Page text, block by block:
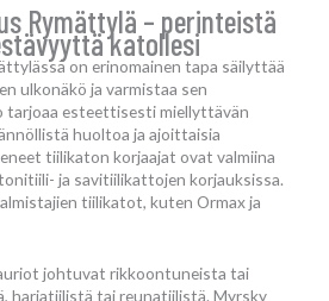
Rymättylä – perinteistä
katollesi
on erinomainen tapa säilyttää
ulkonäkö ja varmistaa sen
tarjoaa esteettisesti miellyttävän
huoltoa ja ajoittaisia
tiilikaton korjaajat ovat valmiina
ja savitiilikattojen korjauksissa.
tiilikatot, kuten Ormax ja
johtuvat rikkoontuneista tai
harjatiilistä tai reunatiilistä. Myrsky